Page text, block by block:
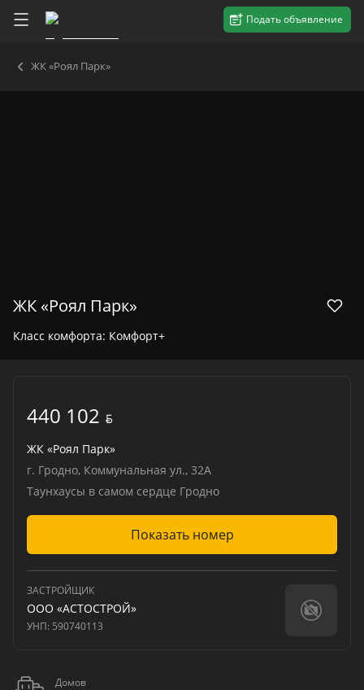
Подать объявление
ЖК «Роял Парк»
ЖК «Роял Парк»
Класс комфорта: Комфорт+
440 102 BYN
ЖК «Роял Парк»
г. Гродно, Коммунальная ул., 32А
Таунхаусы в самом сердце Гродно
Показать номер
ЗАСТРОЙЩИК
ООО «АСТОСТРОЙ»
УНП: 590740113
Домов